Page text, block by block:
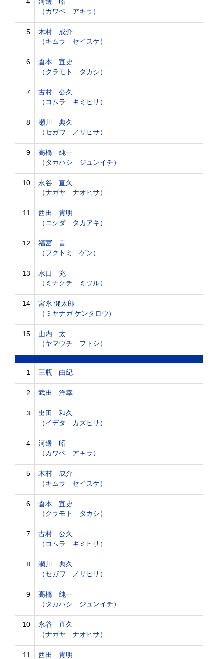
（カワベ アキラ）
5
木村 成介
（キムラ セイスケ）
6
倉本 宜史
（クラモト タカシ）
7
古村 公久
（コムラ キミヒサ）
8
瀬川 典久
（セガワ ノリヒサ）
9
高橋 純一
（タカハシ ジュンイチ）
10
永谷 直久
（ナガヤ ナオヒサ）
11
西田 貴明
（ニシダ タカアキ）
12
福冨 言
（フクトミ ゲン）
13
水口 充
（ミナクチ ミツル）
14
宮永 健太郎
（ミヤナガ ケンタロウ）
15
山内 太
（ヤマウチ フトシ）
1 三瓶 由紀
2 武田 洋幸
3
出田 和久
（イデタ カズヒサ）
4
河邊 昭
（カワベ アキラ）
5
木村 成介
（キムラ セイスケ）
6
倉本 宜史
（クラモト タカシ）
7
古村 公久
（コムラ キミヒサ）
8
瀬川 典久
（セガワ ノリヒサ）
9
高橋 純一
（タカハシ ジュンイチ）
10
永谷 直久
（ナガヤ ナオヒサ）
11
西田 貴明